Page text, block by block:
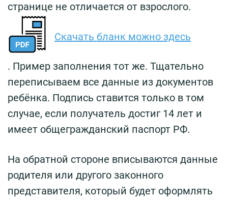
странице не отличается от взрослого.
Скачать бланк можно здесь
. Пример заполнения тот же. Тщательно
переписываем все данные из документов
ребёнка. Подпись ставится только в том
случае, если получатель достиг 14 лет и
имеет общегражданский паспорт РФ.
На обратной стороне вписываются данные
родителя или другого законного
представителя, который будет оформлять